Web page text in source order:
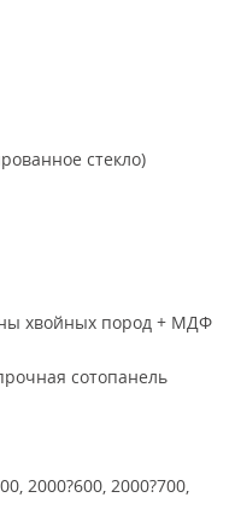
стекло)
хвойных пород + МДФ
сотопанель
2000?600, 2000?700,